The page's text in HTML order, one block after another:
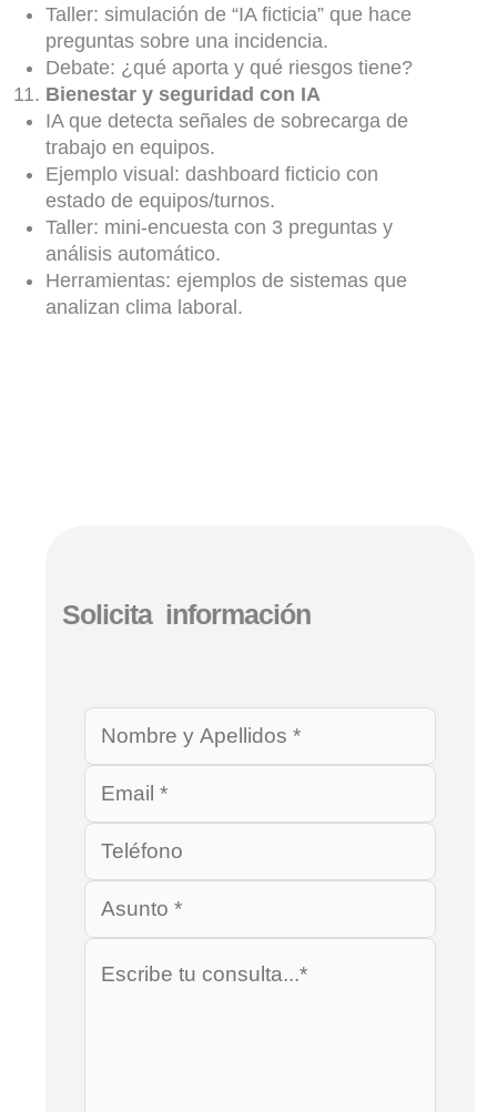
Taller: simulación de “IA ficticia” que hace
preguntas sobre una incidencia.
Debate: ¿qué aporta y qué riesgos tiene?
Bienestar y seguridad con IA
IA que detecta señales de sobrecarga de
trabajo en equipos.
Ejemplo visual: dashboard ficticio con
estado de equipos/turnos.
Taller: mini-encuesta con 3 preguntas y
análisis automático.
Herramientas: ejemplos de sistemas que
analizan clima laboral.
Solicita información